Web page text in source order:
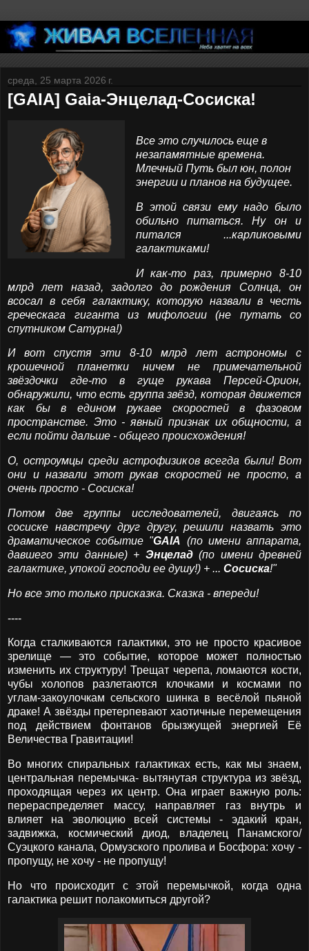
среда, 25 марта 2026 г.
[GAIA] Gaia-Энцелад-Сосиска!
Все это случилось еще в
незапамятные времена.
Млечный Путь был юн, полон
энергии и планов на будущее.
В этой связи ему надо было
обильно питаться. Ну он и
питался ...карликовыми
галактиками!
И как-то раз, примерно 8-10
млрд лет назад, задолго до рождения Солнца, он
всосал в себя галактику, которую назвали в честь
греческага гиганта из мифологии (не путать со
спутником Сатурна!)
И вот спустя эти 8-10 млрд лет астрономы с
крошечной планетки ничем не примечательной
звёздочки где-то в гуще рукава Персей-Орион,
обнаружили, что есть группа звёзд, которая движется
как бы в едином рукаве скоростей в фазовом
пространстве. Это - явный признак их общности, а
если пойти дальше - общего происхождения!
О, остроумцы среди астрофизиков всегда были! Вот
они и назвали этот рукав скоростей не просто, а
очень просто - Сосиска!
Потом две группы исследователей, двигаясь по
сосиске навстречу друг другу, решили назвать это
драматическое событие "GAIA (по имени аппарата,
давшего эти данные) + Энцелад(по имени древней
галактике, упокой господи ее душу!) + ... Сосиска!"
Но все это только присказка. Сказка - впереди!
----
Когда сталкиваются галактики, это не просто красивое
зрелище — это событие, которое может полностью
изменить их структуру! Трещат черепа, ломаются кости,
чубы холопов разлетаются клочками и космами по
углам-закоулочкам сельского шинка в весёлой пьяной
драке! А звёзды претерпевают хаотичные перемещения
под действием фонтанов брызжущей энергией Её
Величества Гравитации!
Во многих спиральных галактиках есть, как мы знаем,
центральная перемычка- вытянутая структура из звёзд,
проходящая через их центр. Она играет важную роль:
перераспределяет массу, направляет газ внутрь и
влияет на эволюцию всей системы - эдакий кран,
задвижка, космический диод, владелец Панамского/
Суэцкого канала, Ормузского пролива и Босфора: хочу -
пропущу, не хочу - не пропущу!
Но что происходит с этой перемычкой, когда одна
галактика решит полакомиться другой?